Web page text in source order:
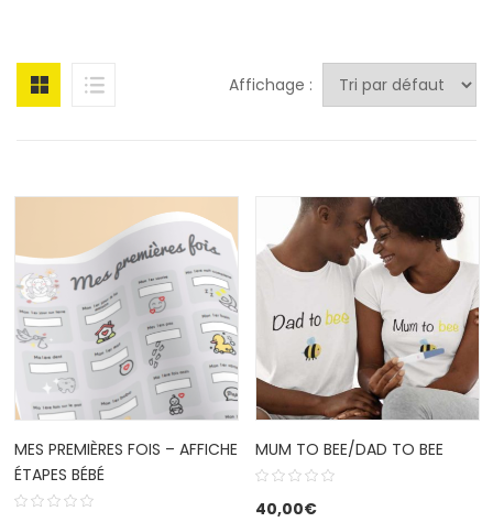
Affichage :
MES PREMIÈRES FOIS – AFFICHE
ÉTAPES BÉBÉ
MUM TO BEE/DAD TO BEE
40,00€